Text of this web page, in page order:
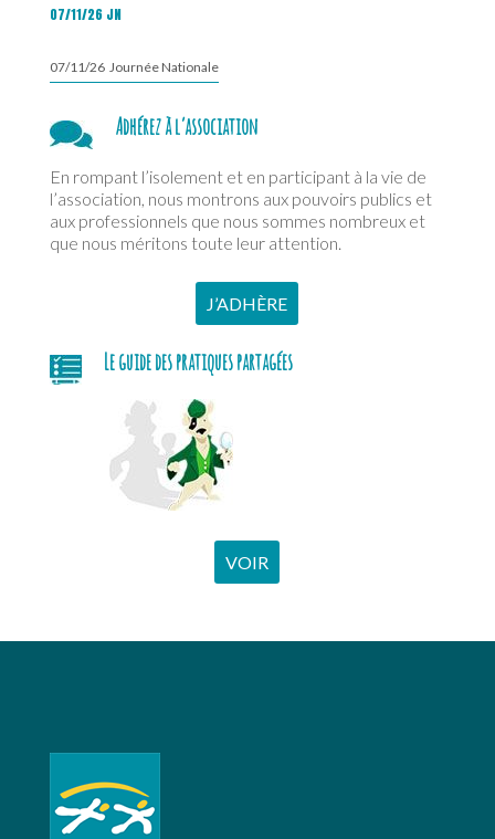
07/11/26 JN
07/11/26 Journée Nationale
Adhérez à l’association
En rompant l’isolement et en participant à la vie de
l’association, nous montrons aux pouvoirs publics et
aux professionnels que nous sommes nombreux et
que nous méritons toute leur attention.
J’ADHÈRE
Le guide des pratiques partagées
VOIR